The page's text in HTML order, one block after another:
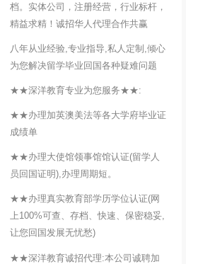
档。实体公司，注册经营，行业标杆，
精益求精！诚招华人代理合作共赢
八年从业经验,专业指导,私人定制,倾心
为您解决留学毕业回国各种疑难问题
★★深洋教育专业为您服务★★:
★★办理加英澳美法等各大学府毕业证
成绩单
★★办理大使馆领事馆馆认证(留学人
员回国证明),办理周期短。
★★办理真实教育部学历学位认证(网
上100%可查、存档、快速、保密稳妥,
让您回国发展无忧愁)
★★深洋教育诚招代理:本公司诚聘加